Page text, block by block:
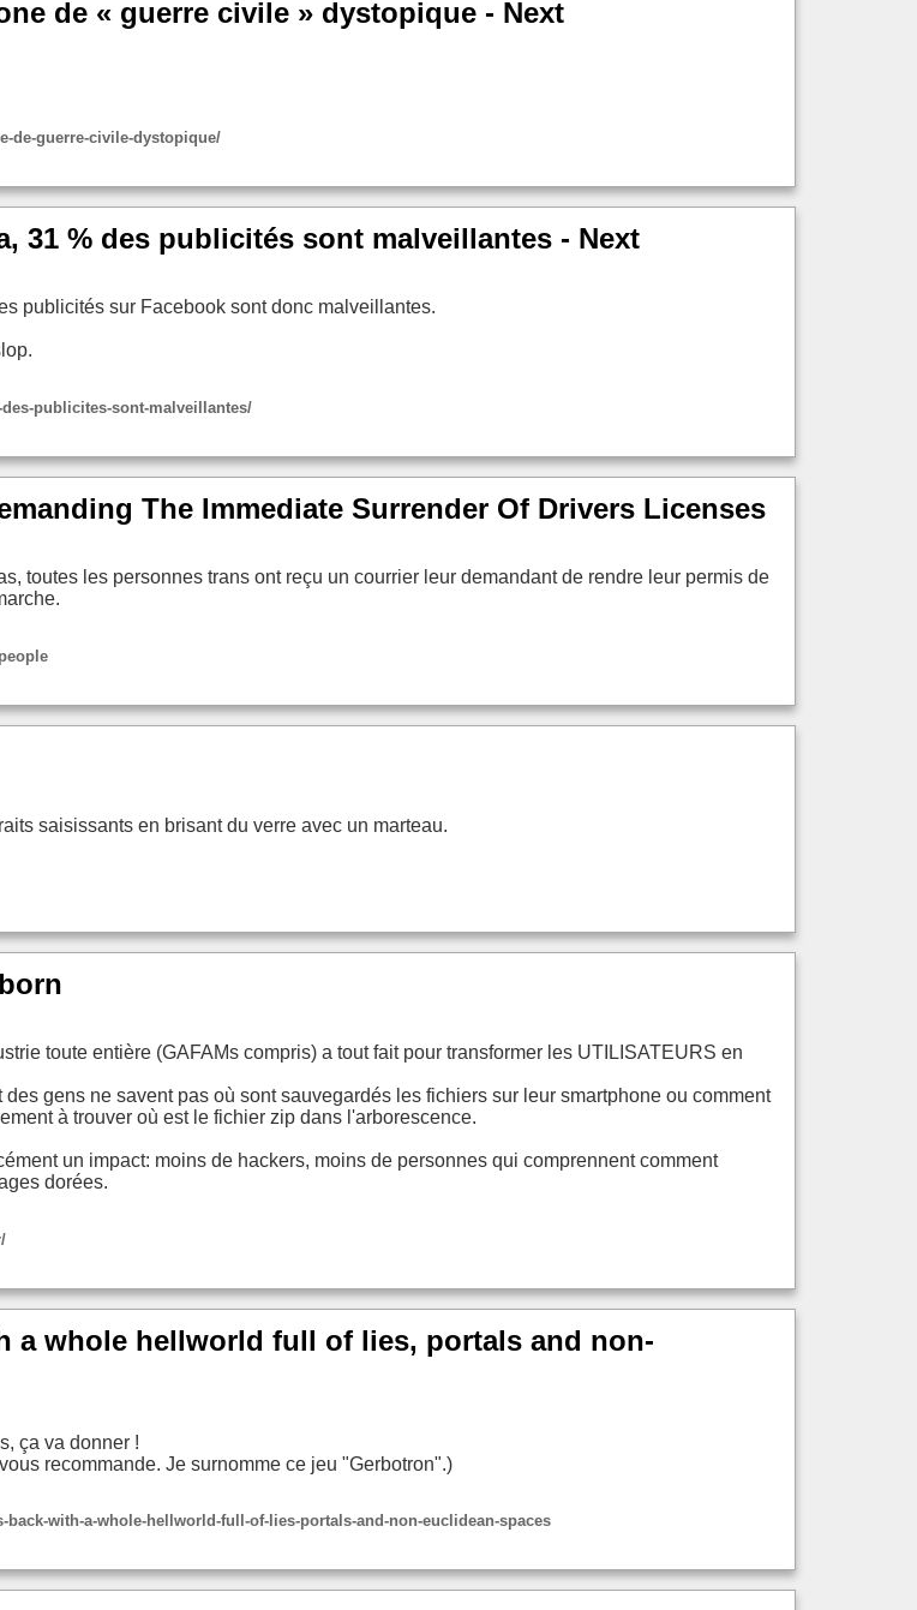
de « guerre civile » dystopique - Next
de-guerre-civile-dystopique/
31 % des publicités sont malveillantes - Next
publicités sur Facebook sont donc malveillantes.
publicites-sont-malveillantes/
The Immediate Surrender Of Drivers Licenses
toutes les personnes trans ont reçu un courrier leur demandant de rendre leur permis de
saisissants en brisant du verre avec un marteau.
toute entière (GAFAMs compris) a tout fait pour transformer les UTILISATEURS en
gens ne savent pas où sont sauvegardés les fichiers sur leur smartphone ou comment
à trouver où est le fichier zip dans l'arborescence.
un impact: moins de hackers, moins de personnes qui comprennent comment
dorées.
a whole hellworld full of lies, portals and non-
ça va donner !
recommande. Je surnomme ce jeu "Gerbotron".)
with-a-whole-hellworld-full-of-lies-portals-and-non-euclidean-spaces